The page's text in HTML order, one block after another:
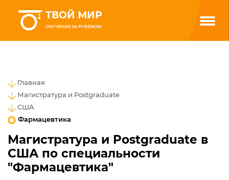
ТВОЙ МИР
ОБУЧЕНИЕ ЗА РУБЕЖОМ
Главная
Магистратура и Postgraduate
США
Фармацевтика
Магистратура и Postgraduate в
США по специальности
"Фармацевтика"